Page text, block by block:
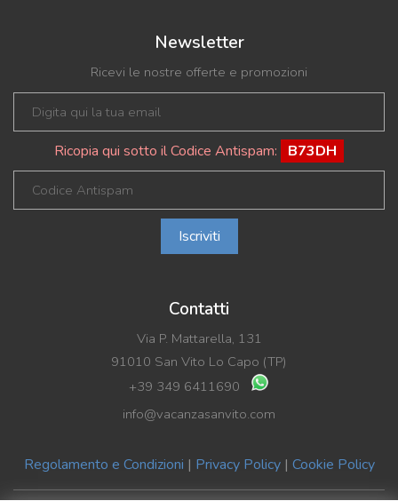
Newsletter
Ricevi le nostre offerte e promozioni
Ricopia qui sotto il Codice Antispam: B73DH
Iscriviti
Contatti
Via P. Mattarella, 131
91010 San Vito Lo Capo (TP)
+39 349 6411690
info@vacanzasanvito.com
Regolamento e Condizioni | Privacy Policy | Cookie Policy